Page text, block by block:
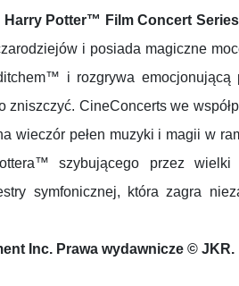
Harry Potter™ Film Concert
i posiada magiczne
i rozgrywa emocjonującą
CineConcerts we
wieczór pełen muzyki i magii w
szybującego przez
symfonicznej, która zagra
Inc. Prawa wydawnicze © JKR.